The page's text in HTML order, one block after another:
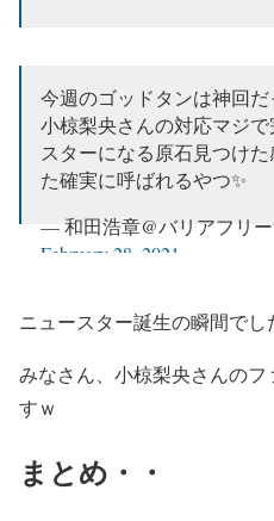
今週のゴッドタンは神回だ
小椋梨央さんの対応マジで
スターになる原石見つけ
た確実に呼ばれるやつ✨
— 和田浩章@バリアフリー
February 28, 2021
ニュースター誕生の瞬間でし
みなさん、小椋梨央さんの
すｗ
まとめ・・